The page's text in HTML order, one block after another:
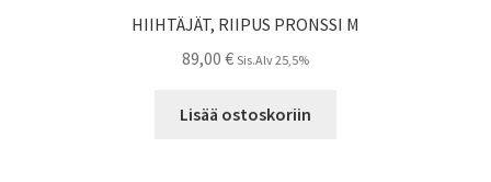
HIIHTÄJÄT, RIIPUS PRONSSI M
89,00 € Sis.Alv 25,5%
Lisää ostoskoriin